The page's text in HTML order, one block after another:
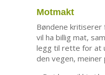
Motmakt
Bøndene kritiserer
vil ha billig mat,
legg til rette for at
den vegen, meiner